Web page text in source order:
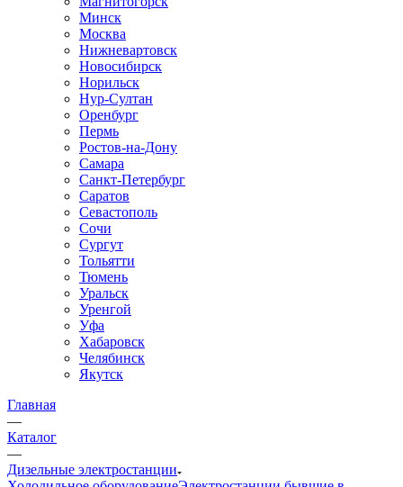
Минск
Москва
Нижневартовск
Новосибирск
Норильск
Нур-Султан
Оренбург
Пермь
Ростов-на-Дону
Самара
Санкт-Петербург
Саратов
Севастополь
Сочи
Сургут
Тольятти
Тюмень
Уральск
Уренгой
Уфа
Хабаровск
Челябинск
Якутск
Главная
—
Каталог
—
Дизельные электростанции